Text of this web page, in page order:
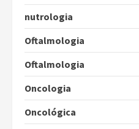
nutrologia
Oftalmologia
Oftalmologia
Oncologia
Oncológica